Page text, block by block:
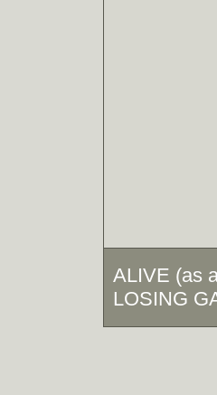
ALIVE (as
LOSING